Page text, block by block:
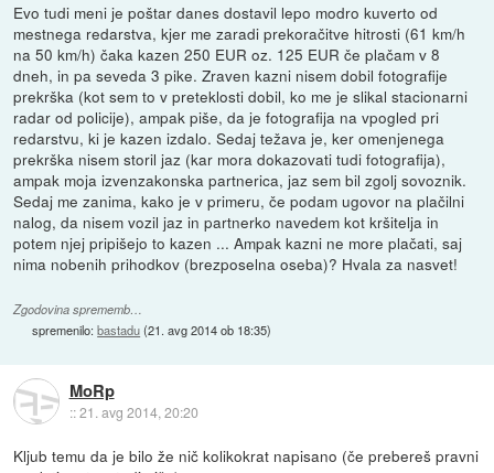
Evo tudi meni je poštar danes dostavil lepo modro kuverto od
mestnega redarstva, kjer me zaradi prekoračitve hitrosti (61 km/h
na 50 km/h) čaka kazen 250 EUR oz. 125 EUR če plačam v 8
dneh, in pa seveda 3 pike. Zraven kazni nisem dobil fotografije
prekrška (kot sem to v preteklosti dobil, ko me je slikal stacionarni
radar od policije), ampak piše, da je fotografija na vpogled pri
redarstvu, ki je kazen izdalo. Sedaj težava je, ker omenjenega
prekrška nisem storil jaz (kar mora dokazovati tudi fotografija),
ampak moja izvenzakonska partnerica, jaz sem bil zgolj sovoznik.
Sedaj me zanima, kako je v primeru, če podam ugovor na plačilni
nalog, da nisem vozil jaz in partnerko navedem kot kršitelja in
potem njej pripišejo to kazen ... Ampak kazni ne more plačati, saj
nima nobenih prihodkov (brezposelna oseba)? Hvala za nasvet!
Zgodovina sprememb…
spremenilo:bastadu(21. avg 2014 ob 18:35)
MoRp
::21. avg 2014, 20:20
Kljub temu da je bilo že nič kolikokrat napisano (če prebereš pravni